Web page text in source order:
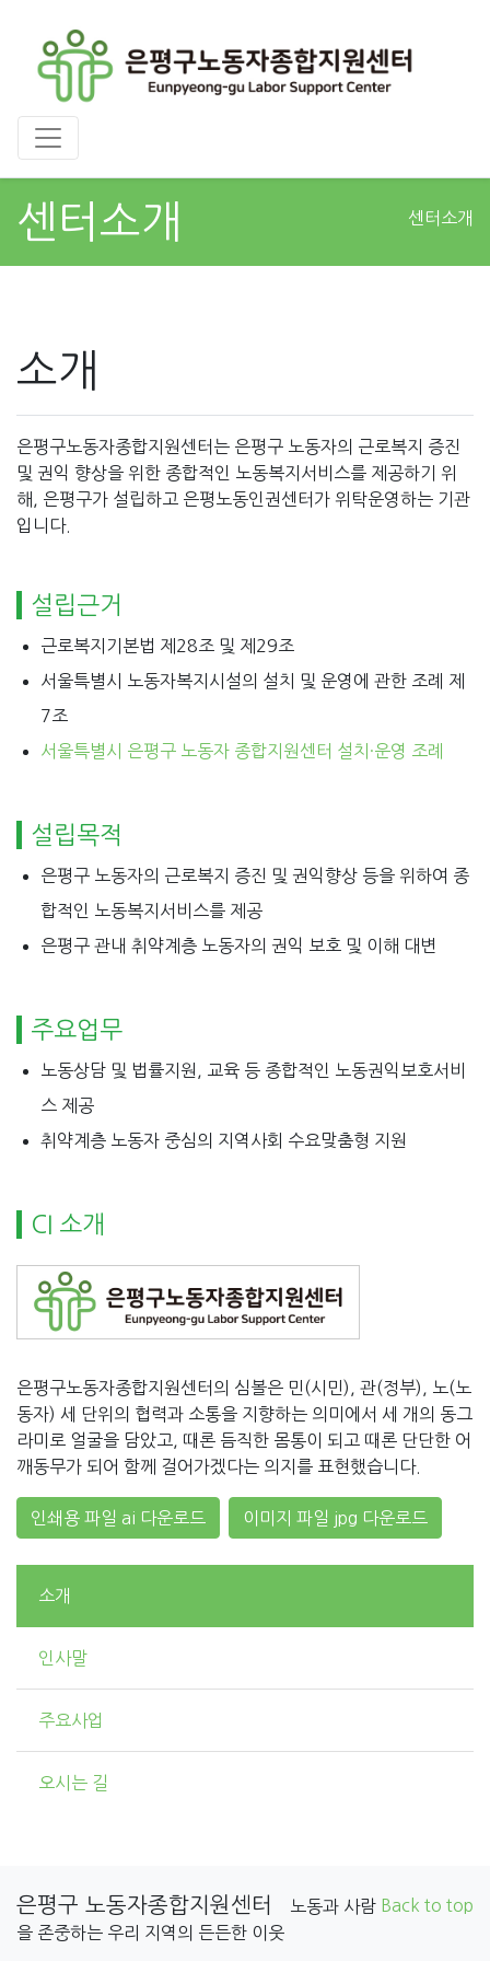
센터소개
센터소개
소개
은평구노동자종합지원센터는 은평구 노동자의 근로복지 증진
및 권익 향상을 위한 종합적인 노동복지서비스를 제공하기 위
해, 은평구가 설립하고 은평노동인권센터가 위탁운영하는 기관
입니다.
설립근거
근로복지기본법 제28조 및 제29조
서울특별시 노동자복지시설의 설치 및 운영에 관한 조례 제
7조
서울특별시 은평구 노동자 종합지원센터 설치·운영 조례
설립목적
은평구 노동자의 근로복지 증진 및 권익향상 등을 위하여 종
합적인 노동복지서비스를 제공
은평구 관내 취약계층 노동자의 권익 보호 및 이해 대변
주요업무
노동상담 및 법률지원, 교육 등 종합적인 노동권익보호서비
스 제공
취약계층 노동자 중심의 지역사회 수요맞춤형 지원
CI 소개
은평구노동자종합지원센터의 심볼은 민(시민), 관(정부), 노(노
동자) 세 단위의 협력과 소통을 지향하는 의미에서 세 개의 동그
라미로 얼굴을 담았고, 때론 듬직한 몸통이 되고 때론 단단한 어
깨동무가 되어 함께 걸어가겠다는 의지를 표현했습니다.
인쇄용 파일 ai 다운로드 이미지 파일 jpg 다운로드
소개
인사말
주요사업
오시는 길
Back to top
은평구 노동자종합지원센터
노동과 사람
을 존중하는 우리 지역의 든든한 이웃